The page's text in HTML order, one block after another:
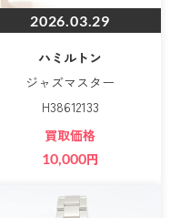
2026.03.29
ハミルトン
ジャズマスター
H38612133
買取価格
10,000円